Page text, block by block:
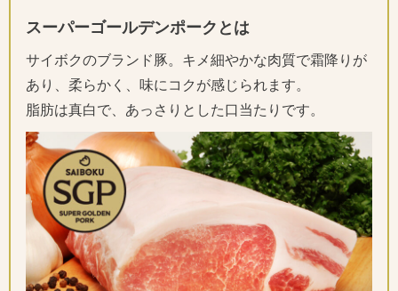
スーパーゴールデンポークとは
サイボクのブランド豚。キメ細やかな肉質で霜降りが
あり、柔らかく、味にコクが感じられます。
脂肪は真白で、あっさりとした口当たりです。